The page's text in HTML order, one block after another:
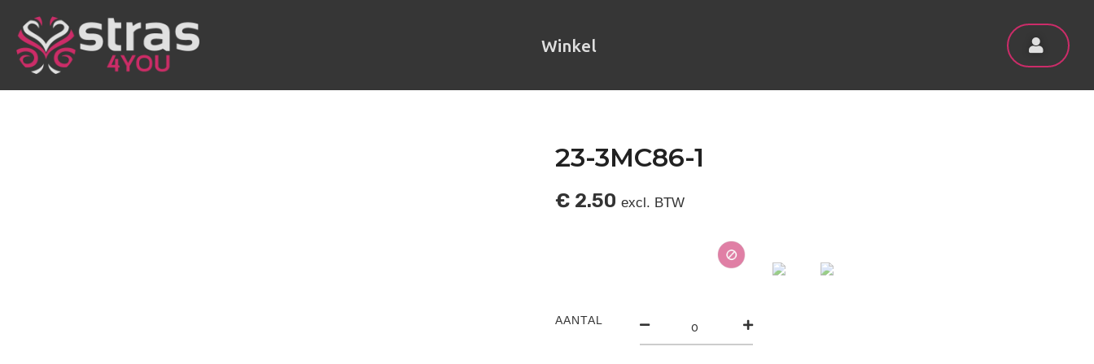
Winkel
23-3MC86-1
€ 2.50 excl. BTW
AANTAL